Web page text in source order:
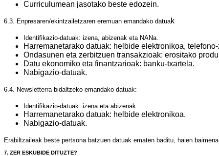
Curriculumean jasotako beste edozein.
6.3. Enpresaren/ekintzailetzaren eremuan emandako datuak
Identifikazio-datuak: izena, abizenak eta NANa.
Harremanetarako datuak: helbide elektronikoa,
Ondasunen eta zerbitzuen transakzioak: erositako
Datu ekonomiko eta finantzarioak: banku-txartela.
Nabigazio-datuak.
6.4. Newsletterra bidaltzeko emandako datuak:
Identifikazio-datuak: izena eta abizenak.
Harremanetarako datuak: helbide elektronikoa.
Nabigazio-datuak.
Erabiltzaileak beste pertsona batzuen datuak ematen baditu, haien
7. ZER ESKUBIDE DITUZTE?